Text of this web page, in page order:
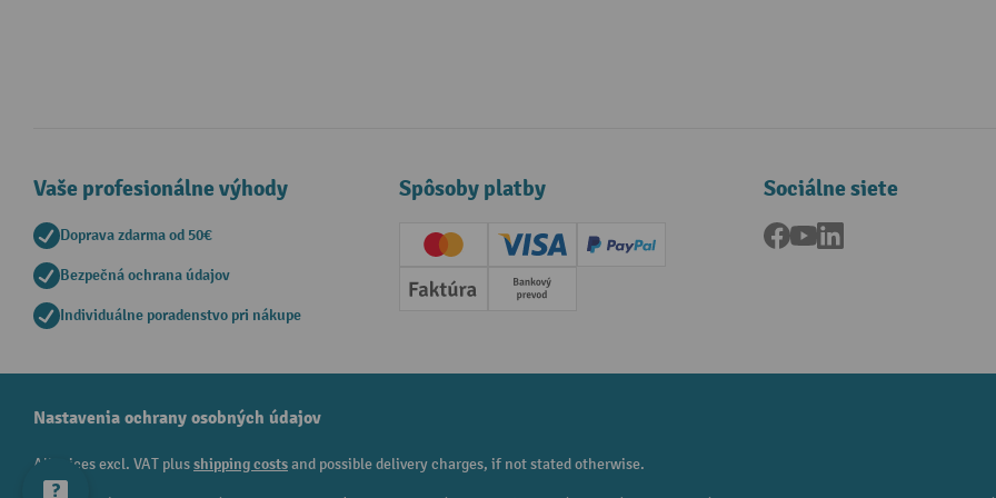
Vaše profesionálne výhody
Doprava zdarma od 50€
Bezpečná ochrana údajov
Individuálne poradenstvo pri nákupe
Spôsoby platby
Creditcard (Master)Creditcard (Visa)
PayPal
Faktúra Predplatba
Sociálne siete
Facebook
YouTube
Nastavenia ochrany osobných údajov
All prices excl. VAT plusshipping costsand possible delivery charges, if not stated otherwise.